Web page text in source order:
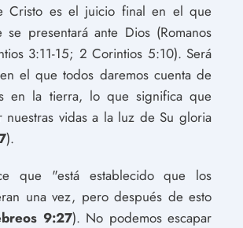
Cristo es el juicio final en el que
se presentará ante Dios (Romanos
3:11-15; 2 Corintios 5:10). Será
el que todos daremos cuenta de
en la tierra, lo que significa que
nuestras vidas a la luz de Su gloria
).
que "está establecido que los
una vez, pero después de esto
9:27). No podemos escapar